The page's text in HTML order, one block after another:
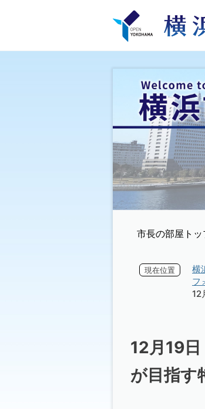
市長の部屋トッ
現在位置 横
フ
12
12月19
が目指す